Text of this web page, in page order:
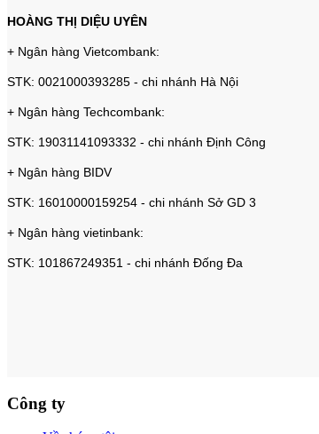
HOÀNG THỊ DIỆU UYÊN
+ Ngân hàng Vietcombank:
STK: 0021000393285 - chi nhánh Hà Nội
+ Ngân hàng Techcombank:
STK: 19031141093332 - chi nhánh Định Công
+ Ngân hàng BIDV
STK: 16010000159254 - chi nhánh Sở GD 3
+ Ngân hàng vietinbank:
STK: 101867249351 - chi nhánh Đống Đa
Công ty